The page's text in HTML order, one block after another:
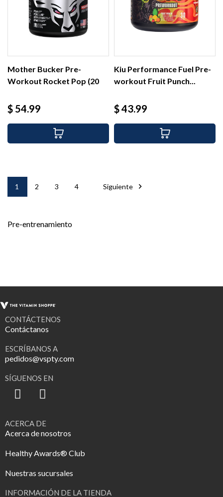
Mother Bucker Pre-
Workout Rocket Pop (20
Precio
$ 54.99
Kiu Performance Fuel Pre-
workout Fruit Punch...
Precio
$ 43.99
1 2 3 4 Siguiente 
Pre-entrenamiento
CONTÁCTENOS
Contáctanos
ESCRÍBANOS A
pedidos@vspty.com
SÍGUENOS EN
ACERCA DE
Acerca de nosotros
Healthy Awards® Club
Nuestras sucursales
INFORMACIÓN DE LA TIENDA